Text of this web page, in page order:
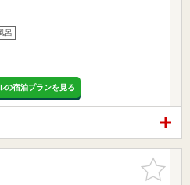
呂
の宿泊プランを見る
お気に入
りに追加